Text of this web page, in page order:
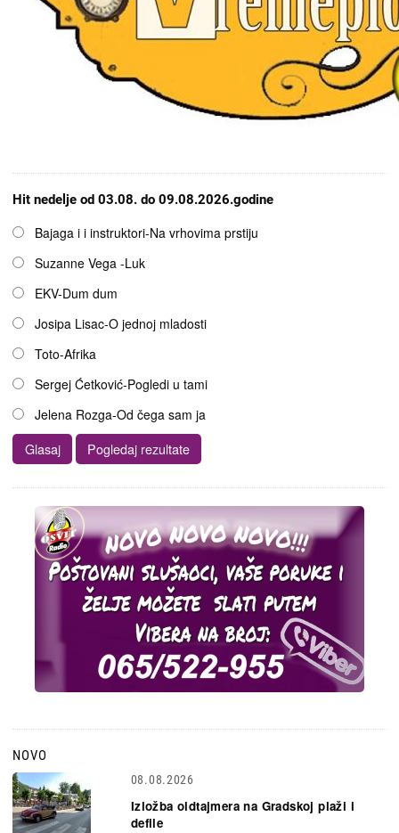
Hit nedelje od 03.08. do 09.08.2026.godine
OpcijeBajaga i i instruktori-Na vrhovima prstiju
Suzanne Vega -Luk
EKV-Dum dum
Josipa Lisac-O jednoj mladosti
Toto-Afrika
Sergej Ćetković-Pogledi u tami
Jelena Rozga-Od čega sam ja
NOVO
08.08.2026
Izložba oldtajmera na Gradskoj plaži i
defile